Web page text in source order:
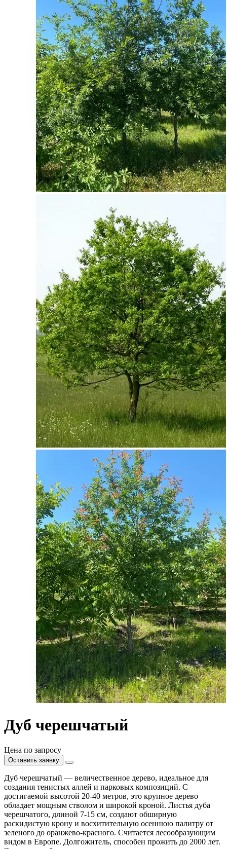
Дуб черешчатый
Цена по запросу
Оставить заявку
Дуб черешчатый — величественное дерево, идеальное для
создания тенистых аллей и парковых композиций. С
достигаемой высотой 20-40 метров, это крупное дерево
обладает мощным стволом и широкой кроной. Листья дуба
черешчатого, длиной 7-15 см, создают обширную
раскидистую крону и восхитительную осеннюю палитру от
зеленого до оранжево-красного. Считается лесообразующим
видом в Европе. Долгожитель, способен прожить до 2000 лет.